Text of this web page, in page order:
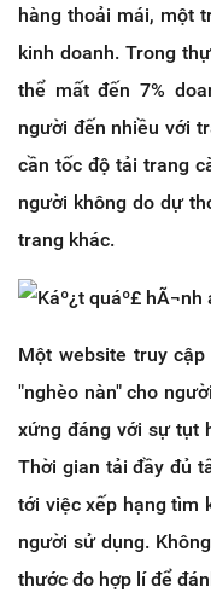
hàng thoải mái, một
kinh doanh. Trong
thể mất đến 7%
người đến nhiều với
cần tốc độ tải trang
người không do dự
trang khác.
Một website truy
"nghèo nàn" cho
xứng đáng với sự tụt
Thời gian tải đầy đủ
tới việc xếp hạng tìm
người sử dụng.
thước đo hợp lí để